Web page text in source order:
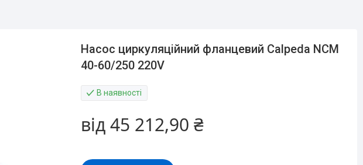
Насос циркуляційний фланцевий Calpeda NCM
40-60/250 220V
В наявності
від45 212,90 ₴